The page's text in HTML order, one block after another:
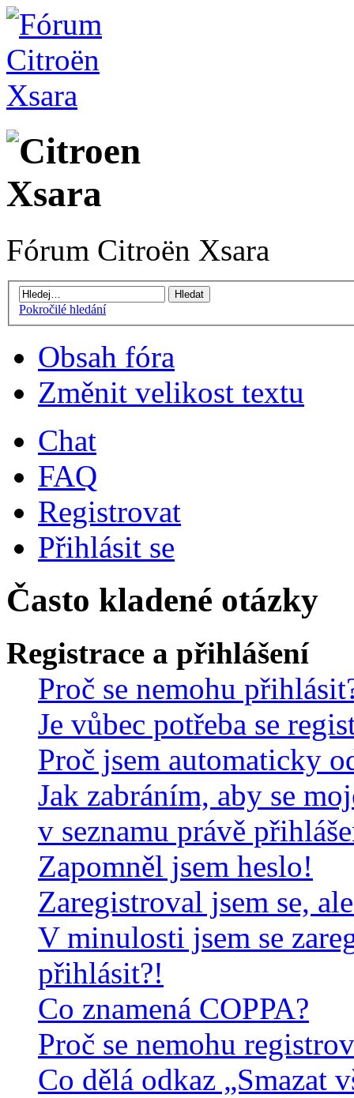
Fórum Citroën Xsara
Pokročilé hledání
Obsah fóra
Změnit velikost textu
Chat
FAQ
Registrovat
Přihlásit se
Často kladené otázky
Registrace a přihlášení
Proč se nemohu
Je vůbec potřeba se
Proč jsem automaticky
Jak zabráním, aby se
v seznamu právě
Zapomněl jsem heslo!
Zaregistroval jsem se,
V minulosti jsem se
přihlásit?!
Co znamená COPPA?
Proč se nemohu
Co dělá odkaz „Smazat